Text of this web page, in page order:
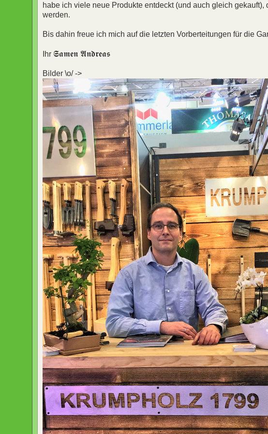
habe ich viele neue Produkte entdeckt (und auch gleich
werden.
Bis dahin freue ich mich auf die letzten Vorberteitungen für die
Ihr 𝕾𝖆𝖒𝖊𝖓 𝕬𝖓𝖉𝖗𝖊𝖆𝖘
Bilder \o/ ->